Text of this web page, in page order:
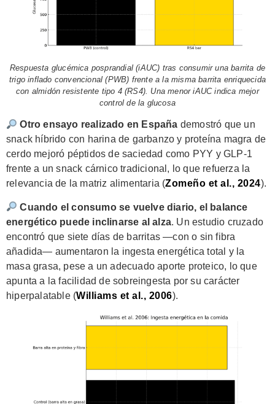
Respuesta glucémica posprandial (iAUC) tras consumir una barrita de
trigo inflado convencional (PWB) frente a la misma barrita enriquecida
con almidón resistente tipo 4 (RS4). Una menor iAUC indica mejor
control de la glucosa
Otro ensayo realizado en España demostró que un
snack híbrido con harina de garbanzo y proteína magra de
cerdo mejoró péptidos de saciedad como PYY y GLP-1
frente a un snack cárnico tradicional, lo que refuerza la
relevancia de la matriz alimentaria (Zomeño et al., 2024).
Cuando el consumo se vuelve diario, el balance
energético puede inclinarse al alza. Un estudio cruzado
encontró que siete días de barritas —con o sin fibra
añadida— aumentaron la ingesta energética total y la
masa grasa, pese a un adecuado aporte proteico, lo que
apunta a la facilidad de sobreingesta por su carácter
hiperpalatable (Williams et al., 2006).